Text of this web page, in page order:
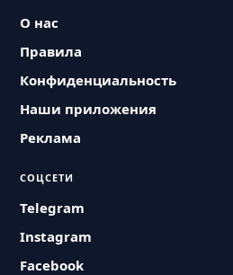
О нас
Правила
Конфиденциальность
Наши приложения
Реклама
СОЦСЕТИ
Telegram
Instagram
Facebook